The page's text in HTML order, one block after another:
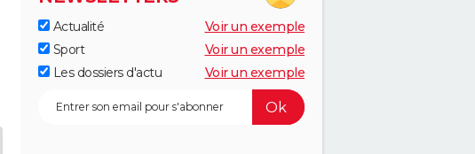
Actualité
Voir un exemple
Sport
Voir un exemple
Les dossiers d'actu
Voir un exemple